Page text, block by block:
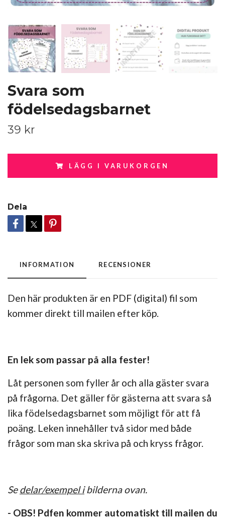
Svara som
födelsedagsbarnet
39 kr
LÄGG I VARUKORGEN
Dela
INFORMATION RECENSIONER
Den här produkten är en PDF (digital) fil som
kommer direkt till mailen efter köp.
En lek som passar på alla fester!
Låt personen som fyller år och alla gäster svara
på frågorna. Det gäller för gästerna att svara så
lika födelsedagsbarnet som möjligt för att få
poäng. Leken innehåller två sidor med både
frågor som man ska skriva på och kryss frågor.
Sedelar/exempel ibilderna ovan.
- OBS! Pdfen kommer automatiskt till mailen du